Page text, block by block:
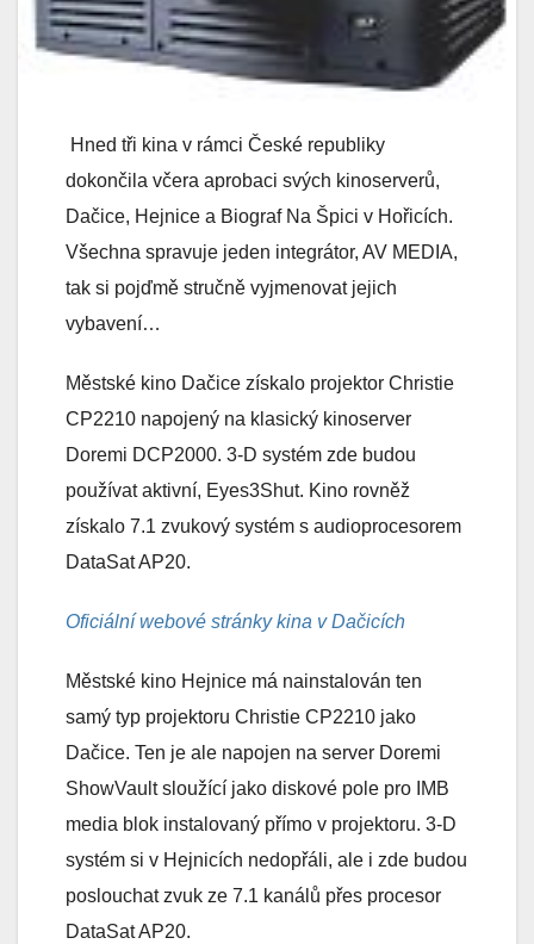
Hned tři kina v rámci České republiky
dokončila včera aprobaci svých kinoserverů,
Dačice, Hejnice a Biograf Na Špici v Hořicích.
Všechna spravuje jeden integrátor, AV MEDIA,
tak si pojďmě stručně vyjmenovat jejich
vybavení…
Městské kino Dačice získalo projektor Christie
CP2210 napojený na klasický kinoserver
Doremi DCP2000. 3-D systém zde budou
používat aktivní, Eyes3Shut. Kino rovněž
získalo 7.1 zvukový systém s audioprocesorem
DataSat AP20.
Oficiální webové stránky kina v Dačicích
Městské kino Hejnice má nainstalován ten
samý typ projektoru Christie CP2210 jako
Dačice. Ten je ale napojen na server Doremi
ShowVault sloužící jako diskové pole pro IMB
media blok instalovaný přímo v projektoru. 3-D
systém si v Hejnicích nedopřáli, ale i zde budou
poslouchat zvuk ze 7.1 kanálů přes procesor
DataSat AP20.